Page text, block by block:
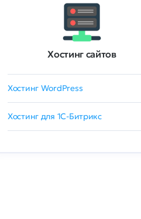
Хостинг сайтов
Хостинг WordPress
Хостинг для 1C-Битрикс